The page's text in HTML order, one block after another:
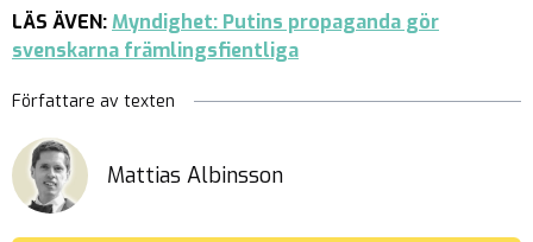
LÄS ÄVEN:Myndighet: Putins propaganda gör
svenskarna främlingsfientliga
Författare av texten
Mattias Albinsson